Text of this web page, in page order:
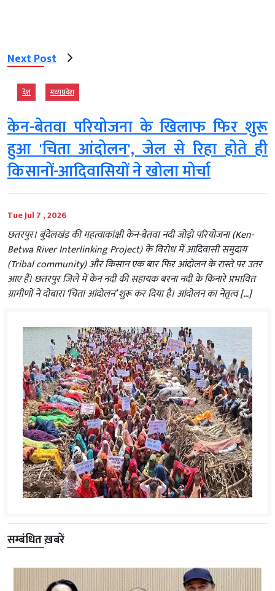
Next Post
देश मध्‍यप्रदेश
केन-बेतवा परियोजना के खिलाफ फिर शुरू
हुआ 'चिता आंदोलन', जेल से रिहा होते ही
किसानों-आदिवासियों ने खोला मोर्चा
Tue Jul 7 , 2026
छतरपुर। बुंदेलखंड की महत्वाकांक्षी केन-बेतवा नदी जोड़ो परियोजना (Ken-
Betwa River Interlinking Project) के विरोध में आदिवासी समुदाय
(Tribal community) और किसान एक बार फिर आंदोलन के रास्ते पर उतर
आए हैं। छतरपुर जिले में केन नदी की सहायक बरना नदी के किनारे प्रभावित
ग्रामीणों ने दोबारा ‘चिता आंदोलन’ शुरू कर दिया है। आंदोलन का नेतृत्व […]
सम्बंधित ख़बरें